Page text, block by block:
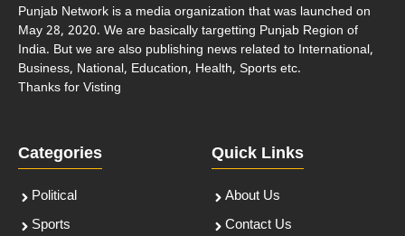
Punjab Network is a media organization that was launched on
May 28, 2020. We are basically targetting Punjab Region of
India. But we are also publishing news related to International,
Business, National, Education, Health, Sports etc.
Thanks for Visting
Categories
Political
Sports
Quick Links
About Us
Contact Us